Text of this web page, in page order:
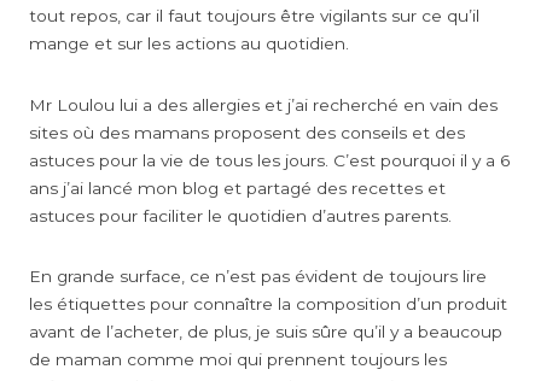
tout repos, car il faut toujours être vigilants sur ce qu’il
mange et sur les actions au quotidien.
Mr Loulou lui a des allergies et j’ai recherché en vain des
sites où des mamans proposent des conseils et des
astuces pour la vie de tous les jours. C’est pourquoi il y a 6
ans j’ai lancé mon blog et partagé des recettes et
astuces pour faciliter le quotidien d’autres parents.
En grande surface, ce n’est pas évident de toujours lire
les étiquettes pour connaître la composition d’un produit
avant de l’acheter, de plus, je suis sûre qu’il y a beaucoup
de maman comme moi qui prennent toujours les